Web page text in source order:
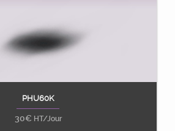
Ajouter au panier
PHU60K
30€ HT/Jour